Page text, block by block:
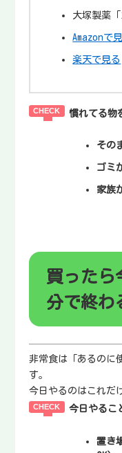
大塚製薬
Amazonで
楽天で見る
慣れてる物
その
ゴミ
家族
買ったら
分で終わ
非常食は「あるのに
す。
今日やるのはこれだ
今日やるこ
置き